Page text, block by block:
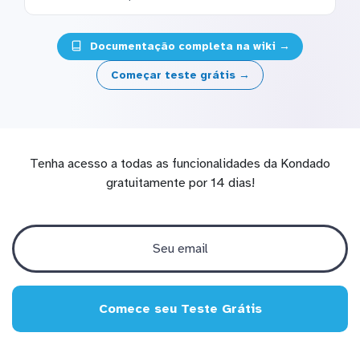
Documentação completa na wiki →
Começar teste grátis →
Tenha acesso a todas as funcionalidades da Kondado
gratuitamente por 14 dias!
Comece seu Teste Grátis